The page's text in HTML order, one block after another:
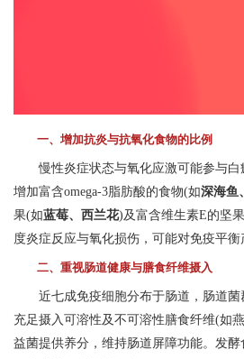
一、增加抗炎与抗氧化食物的比例
慢性炎症状态与氧化应激可能参与白
增加富含omega-3脂肪酸的食物(如深海鱼
果(如蓝莓、西兰花)及富含维生素E的坚
度炎症反应与氧化损伤，可能对免疫平衡
二、重视肠道健康与膳食纤维摄入
近七成免疫细胞分布于肠道，肠道菌
充足摄入可溶性及不可溶性膳食纤维(如
益菌提供养分，维持肠道屏障功能。发